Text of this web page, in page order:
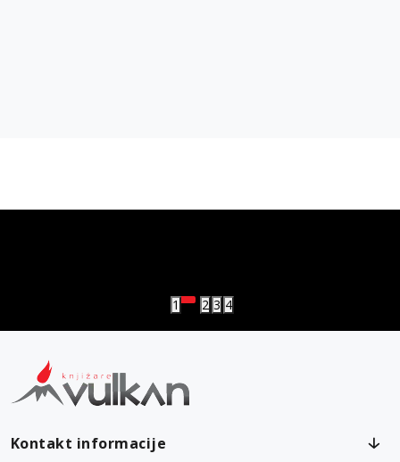
1 2 3 4
Kontakt informacije